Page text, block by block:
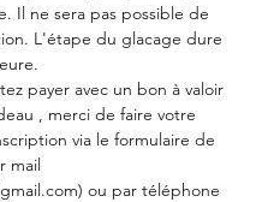
Il ne sera pas possible de
L'étape du glacage dure
payer avec un bon à valoir
, merci de faire votre
via le formulaire de
mail
ou par téléphone